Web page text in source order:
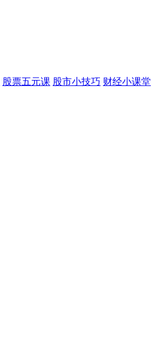
股票五元课 股市小技巧 财经小课堂